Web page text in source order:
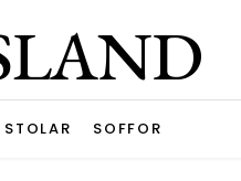
STOLAR SOFFOR